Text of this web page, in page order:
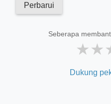
Perbarui
Seberapa
★★
Dukung